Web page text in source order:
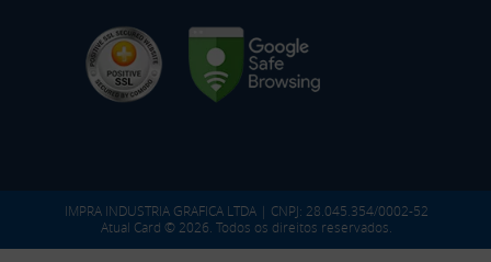
IMPRA INDUSTRIA GRAFICA LTDA | CNPJ: 28.045.354/0002-52
Atual Card © 2026. Todos os direitos reservados.